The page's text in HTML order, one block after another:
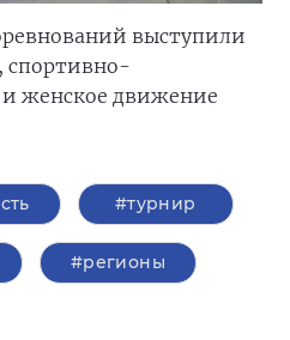
выступили
спортивно-
женское движение
#турнир
#регионы